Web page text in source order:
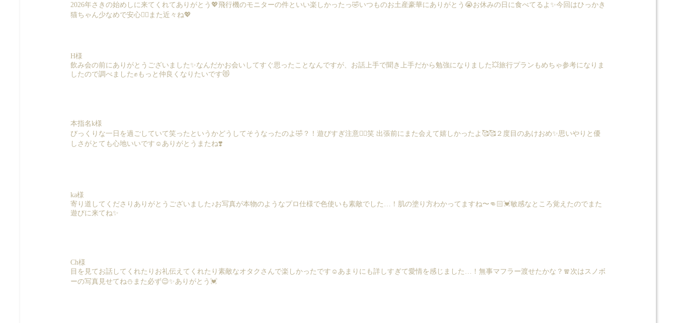
2026年さきの始めしに来てくれてありがとう💖飛行機のモニターの件といい楽しかったっ🤣いつものお土産豪華にありがとう😭お休みの日に食べてるよ✨今回はひっかき
猫ちゃん少なめで安心😮‍💨また近々ね💖
H様
飲み会の前にありがとうございました✨なんだかお会いしてすぐ思ったことなんですが、お話上手で聞き上手だから勉強になりました💥旅行プランもめちゃ参考になりま
したので調べました✊もっと仲良くなりたいです😻
本指名k様
びっくりな一日を過ごしていて笑ったというかどうしてそうなったのよ🤣？！遊びすぎ注意🙅‍♀️笑 出張前にまた会えて嬉しかったよ🥰🥰２度目のあけおめ✨思いやりと優
しさがとても心地いいです☺️ありがとうまたね❣️
ka様
寄り道してくださりありがとうございました♪お写真が本物のようなプロ仕様で色使いも素敵でした…！肌の塗り方わかってますね〜👊🏻💓敏感なところ覚えたのでまた
遊びに来てね✨
Ch様
目を見てお話してくれたりお礼伝えてくれたり素敵なオタクさんで楽しかったです☺️あまりにも詳しすぎて愛情を感じました…！無事マフラー渡せたかな？🧣次はスノボ
ーの写真見せてね⛄️また必ず😉✨ありがとう💓